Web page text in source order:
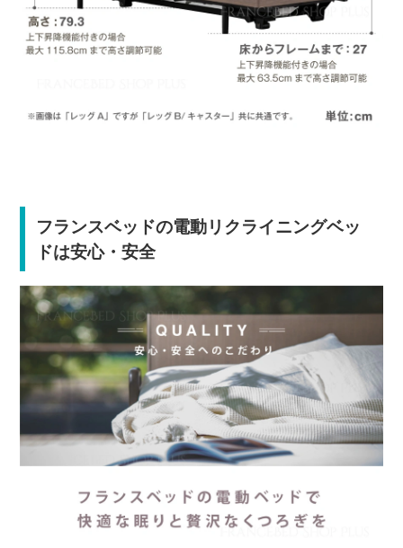
フランスベッドの電動リクライニングベッ
ドは安心・安全